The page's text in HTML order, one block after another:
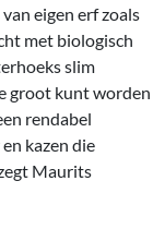
eigen erf zoals
met biologisch
slim
groot kunt worden
rendabel
kazen die
Maurits